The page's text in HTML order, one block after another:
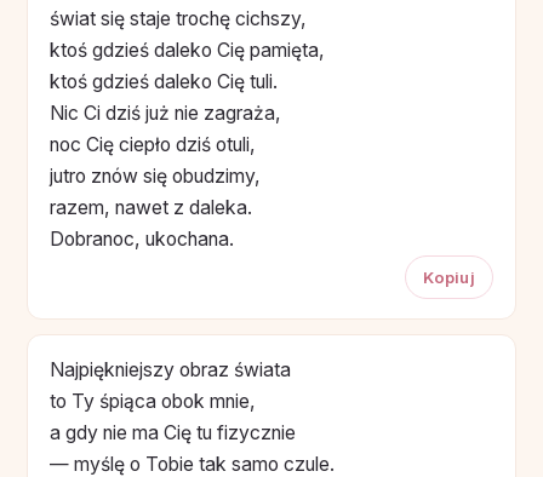
świat się staje trochę cichszy,
ktoś gdzieś daleko Cię pamięta,
ktoś gdzieś daleko Cię tuli.
Nic Ci dziś już nie zagraża,
noc Cię ciepło dziś otuli,
jutro znów się obudzimy,
razem, nawet z daleka.
Dobranoc, ukochana.
Kopiuj
Najpiękniejszy obraz świata
to Ty śpiąca obok mnie,
a gdy nie ma Cię tu fizycznie
— myślę o Tobie tak samo czule.